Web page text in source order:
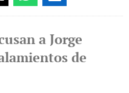
a Jorge
de